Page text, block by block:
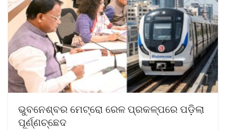
ଭୁବନେଶ୍ବର ମେଟ୍ରୋ ରେଳ ପ୍ରକଳ୍ପରେ ପଡ଼ିଲା
ପୂର୍ଣ୍ଣଚ୍ଛେଦ